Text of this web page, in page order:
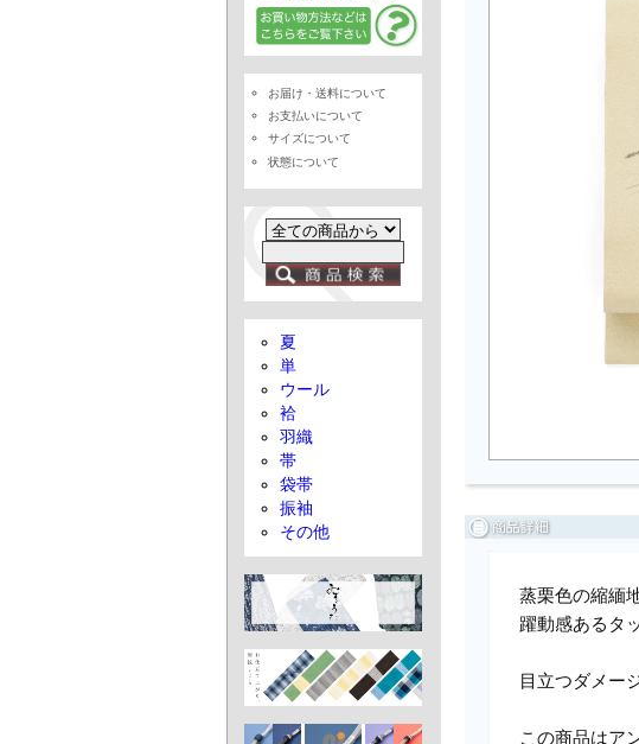
蒸栗色の縮緬
躍動感あるタ
目立つダメー
この商品はア
お届け・送料について
お支払いについて
サイズについて
状態について
夏
単
ウール
袷
羽織
帯
袋帯
振袖
その他